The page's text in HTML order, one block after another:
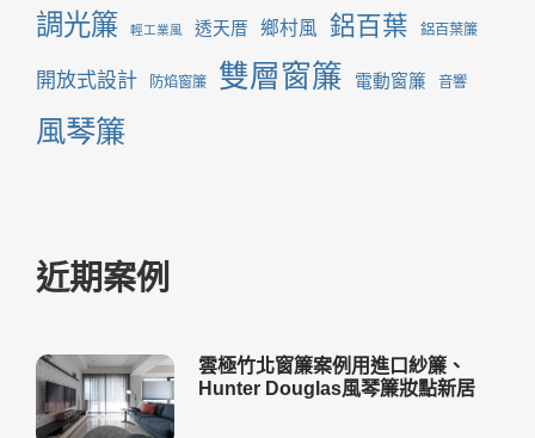
調光簾 輕工業風 透天厝 鄉村風 鋁百葉 鋁百葉簾
開放式設計 防焰窗簾 雙層窗簾 電動窗簾 音響
風琴簾
近期案例
雲極竹北窗簾案例用進口紗簾、
Hunter Douglas風琴簾妝點新居